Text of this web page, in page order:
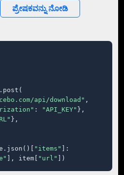
ಪ್ರೇಷಕವನ್ನು ನೋಡಿ
api/download" ,
: "API_KEY" },
},
"items"
]:
], item[ "url" ])